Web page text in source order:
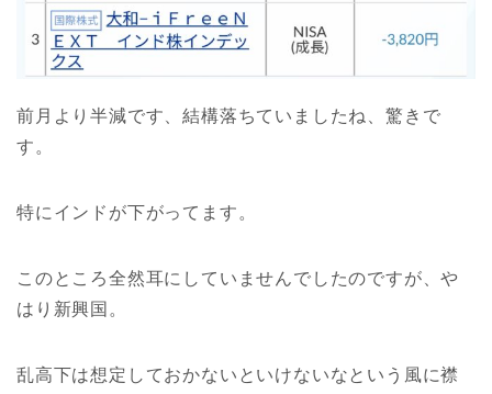
前月より半減です、結構落ちていましたね、驚きで
す。
特にインドが下がってます。
このところ全然耳にしていませんでしたのですが、や
はり新興国。
乱高下は想定しておかないといけないなという風に襟